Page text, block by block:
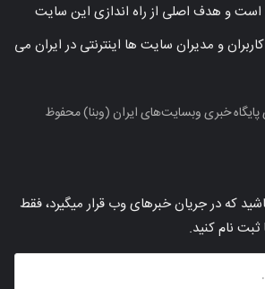
کرده است و هدف اصلی از راه اندازی این سایت
و مدیران سایت ها اینترنتی در ایران می
خبری وبسایت‌های ایران (وبنا) محفوظ
که در جریان خبرهای وب قرار میگیرد، فقط
ثبت نام کنید.